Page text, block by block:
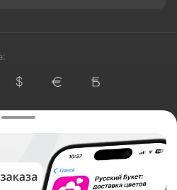
доставки цветов в Кемерово
«Технология»
5410081997